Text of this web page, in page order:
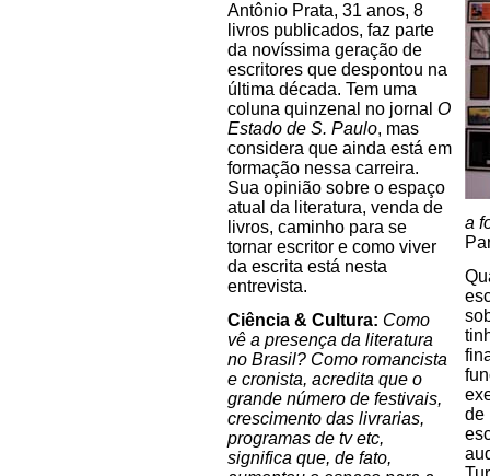
Antônio Prata, 31 anos, 8
livros publicados, faz parte
da novíssima geração de
escritores que despontou na
última década. Tem uma
coluna quinzenal no jornal O
Estado de S. Paulo, mas
considera que ainda está em
formação nessa carreira.
Sua opinião sobre o espaço
atual da literatura, venda de
livros, caminho para se
tornar escritor e como viver
da escrita está nesta
entrevista.
Ciência & Cultura: Como
vê a presença da literatura
no Brasil? Como romancista
e cronista, acredita que o
grande número de festivais,
crescimento das livrarias,
programas de tv etc,
significa que, de fato,
a
de